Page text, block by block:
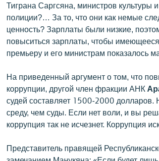
Тиграна Саргсяна, министров культуры
полиции?… За то, что они как немые
ценность? Зарплаты были низкие,
повыситься зарплаты, чтобы
премьеру и его министрам показалось
На приведенный аргумент о том, что
коррупции, другой член фракции АНК
судей составляет 1500-2000
среду, чем суды. Если нет воли, и вы
коррупция так не исчезнет. Коррупция
Представитель правящей